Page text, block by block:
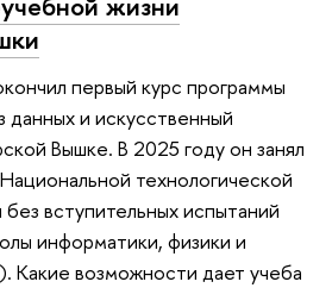
первый курс программы
данных и искусственный
Вышке. В 2025 году он занял
технологической
вступительных испытаний
информатики, физики и
возможности дает учеба